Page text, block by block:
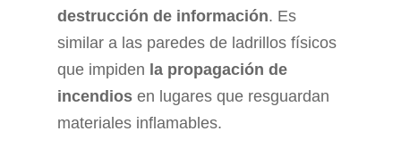
destrucción de información. Es
similar a las paredes de ladrillos físicos
que impiden la propagación de
incendios en lugares que resguardan
materiales inflamables.